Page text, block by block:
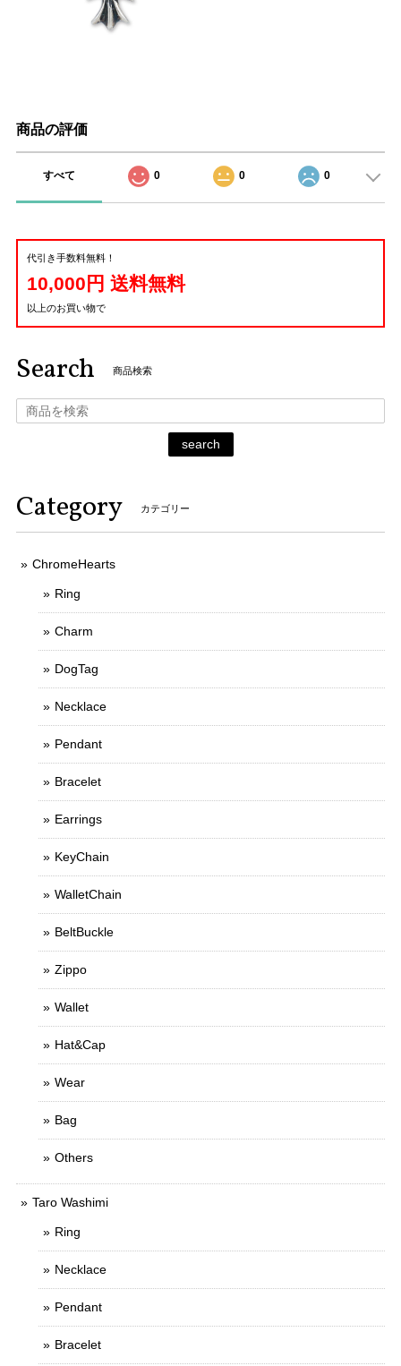
商品の評価
すべて 0 0 0
代引き手数料無料！
10,000円 送料無料
以上のお買い物で
Search 商品検索
search
Category カテゴリー
ChromeHearts
Ring
Charm
DogTag
Necklace
Pendant
Bracelet
Earrings
KeyChain
WalletChain
BeltBuckle
Zippo
Wallet
Hat&Cap
Wear
Bag
Others
Taro Washimi
Ring
Necklace
Pendant
Bracelet